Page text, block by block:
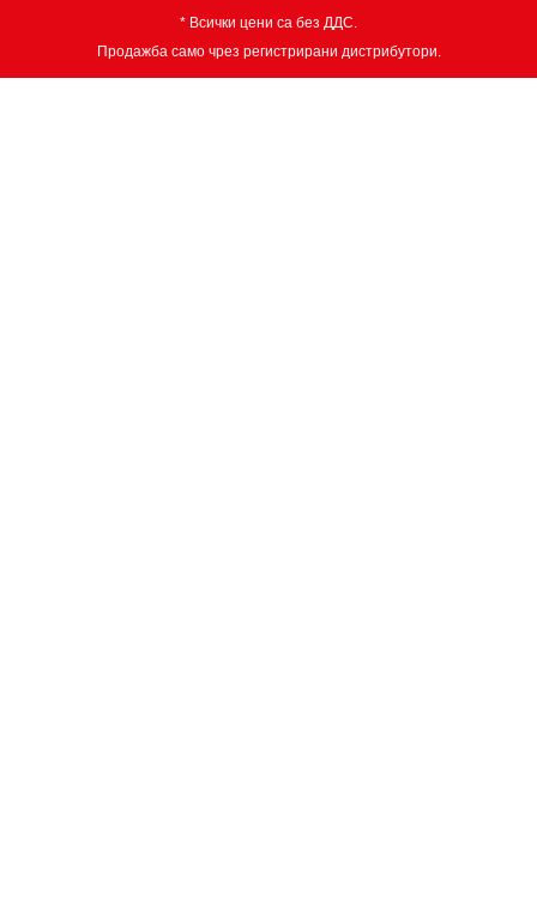
* Всички цени са без ДДС.
Продажба само чрез регистрирани дистрибутори.